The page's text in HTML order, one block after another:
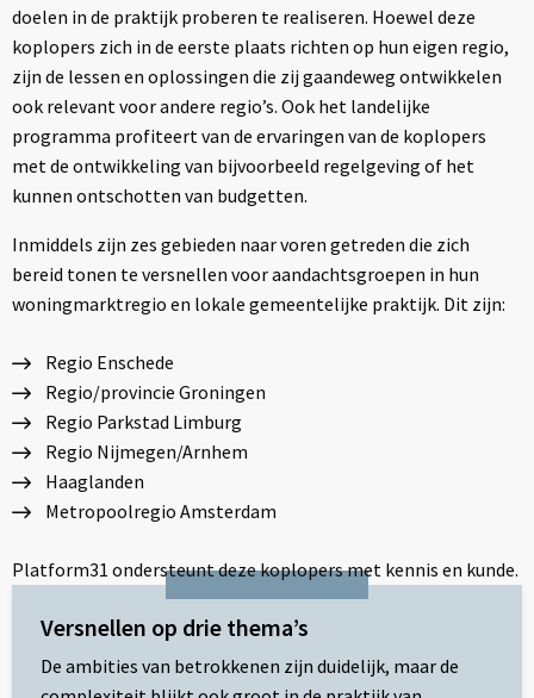
doelen in de praktijk proberen te realiseren. Hoewel deze
koplopers zich in de eerste plaats richten op hun eigen regio,
zijn de lessen en oplossingen die zij gaandeweg ontwikkelen
ook relevant voor andere regio’s. Ook het landelijke
programma profiteert van de ervaringen van de koplopers
met de ontwikkeling van bijvoorbeeld regelgeving of het
kunnen ontschotten van budgetten.
Inmiddels zijn zes gebieden naar voren getreden die zich
bereid tonen te versnellen voor aandachtsgroepen in hun
woningmarktregio en lokale gemeentelijke praktijk. Dit zijn:
Regio Enschede
Regio/provincie Groningen
Regio Parkstad Limburg
Regio Nijmegen/Arnhem
Haaglanden
Metropoolregio Amsterdam
Platform31 ondersteunt deze koplopers met kennis en kunde.
Versnellen op drie thema’s
De ambities van betrokkenen zijn duidelijk, maar de